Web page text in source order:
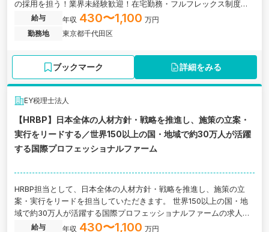
の採用を担う！業界未経験歓迎！在宅勤務・フルフレックス制度あ
り！国際税務に強みを持ち、グローバル基準で働けるBig4系税理士
法人の求人です。
給与 年収 430〜1,100 万円
勤務地
東京都千代田区
ブックマーク 詳細をみる
EY税理士法人
【HRBP】日本全体の人材方針・戦略を推進し、施策の立案・
実行をリードする／世界150以上の国・地域で約30万人が活躍
する国際プロフェッショナルファーム
HRBP担当として、日本全体の人材方針・戦略を推進し、施策の立
案・実行をリードを担当していただきます。 世界150以上の国・地
域で約30万人が活躍する国際プロフェッショナルファームの求人で
給与 年収 430〜1,100 万円